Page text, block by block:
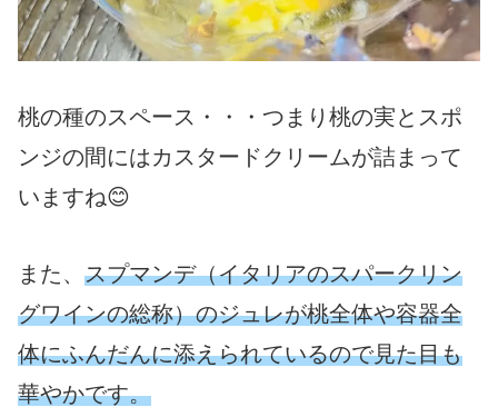
桃の種のスペース・・・つまり桃の実とスポ
ンジの間にはカスタードクリームが詰まって
いますね😊
また、 スプマンデ（イタリアのスパークリン
グワインの総称）のジュレが桃全体や容器全
体にふんだんに添えられているので見た目も
華やかです。